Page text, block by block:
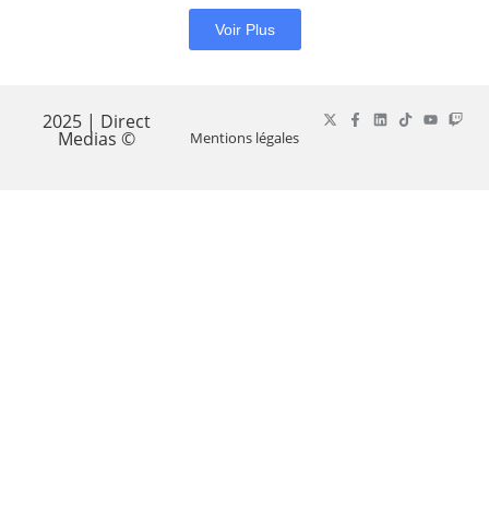
Voir Plus
2025 | Direct
Medias © Mentions légales